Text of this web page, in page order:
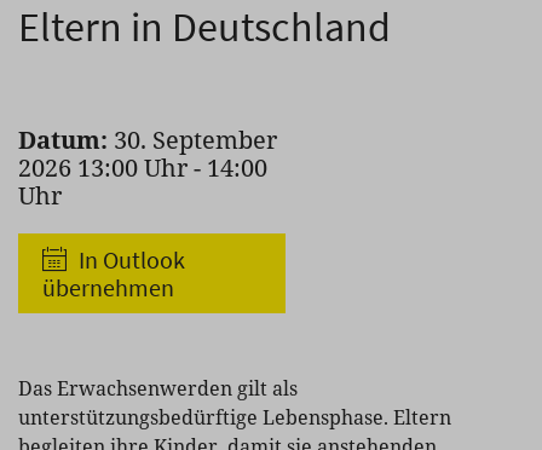
Eltern in Deutschland
Datum: 30. September
2026 13:00 Uhr - 14:00
Uhr
In Outlook
übernehmen
Das Erwachsenwerden gilt als
unterstützungsbedürftige Lebensphase. Eltern